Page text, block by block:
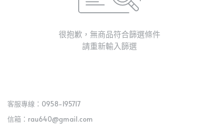
很抱歉，無商品符合篩選條件
請重新輸入篩選
客服專線：0958-195717
信箱：rau640@gmail.com